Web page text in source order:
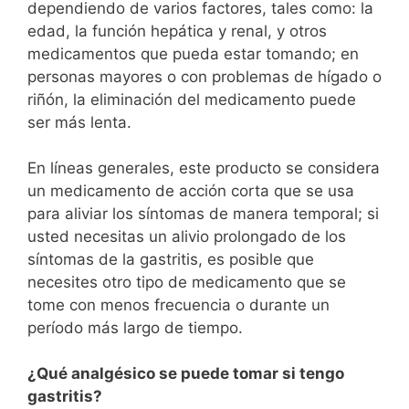
dependiendo de varios factores, tales como: la
edad, la función hepática y renal, y otros
medicamentos que pueda estar tomando; en
personas mayores o con problemas de hígado o
riñón, la eliminación del medicamento puede
ser más lenta.
En líneas generales, este producto se considera
un medicamento de acción corta que se usa
para aliviar los síntomas de manera temporal; si
usted necesitas un alivio prolongado de los
síntomas de la gastritis, es posible que
necesites otro tipo de medicamento que se
tome con menos frecuencia o durante un
período más largo de tiempo.
¿Qué analgésico se puede tomar si tengo
gastritis?